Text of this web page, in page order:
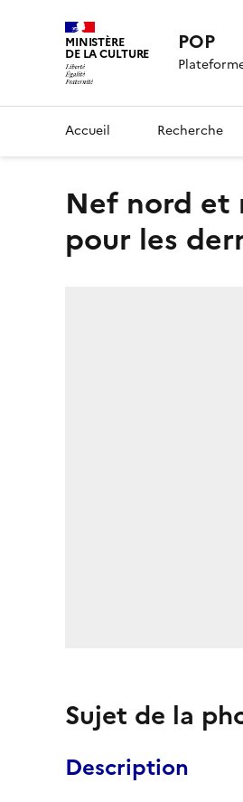
MINISTÈRE
DE LA CULTURE POP
Accueil Recherche
Nef nord et nef sud. Plan, élévation, détails des balustres
pour les
Sujet de la
Description